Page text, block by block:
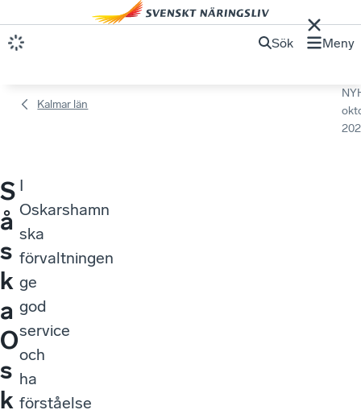
Sök Meny
Kalmar län
S
å
s
k
a
O
s
k
I
Oskarshamn
ska
förvaltningen
ge
god
service
och
ha
förståelse